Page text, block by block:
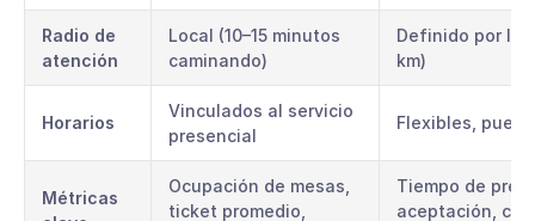
Radio de
atención
Local (10–15 minutos
caminando)
Definido por la
km)
Horarios
Vinculados al servicio
presencial
Flexibles,
Métricas
Ocupación de mesas,
ticket promedio,
Tiempo de
aceptación,